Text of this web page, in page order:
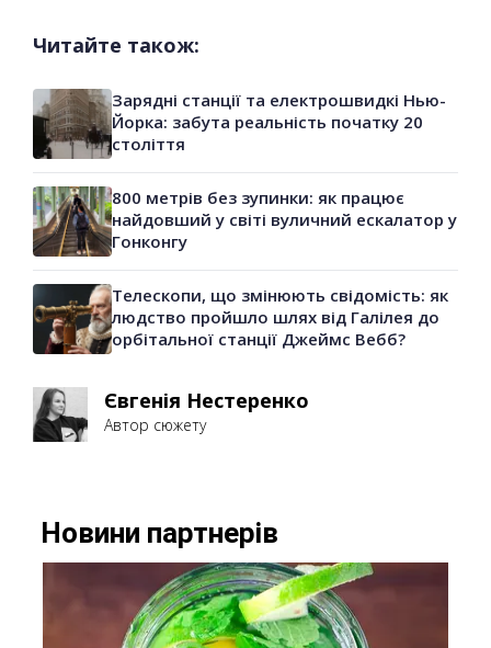
Читайте також:
Зарядні станції та електрошвидкі Нью-
Йорка: забута реальність початку 20
століття
800 метрів без зупинки: як працює
найдовший у світі вуличний ескалатор у
Гонконгу
Телескопи, що змінюють свідомість: як
людство пройшло шлях від Галілея до
орбітальної станції Джеймс Вебб?
Євгенія Нестеренко
Автор сюжету